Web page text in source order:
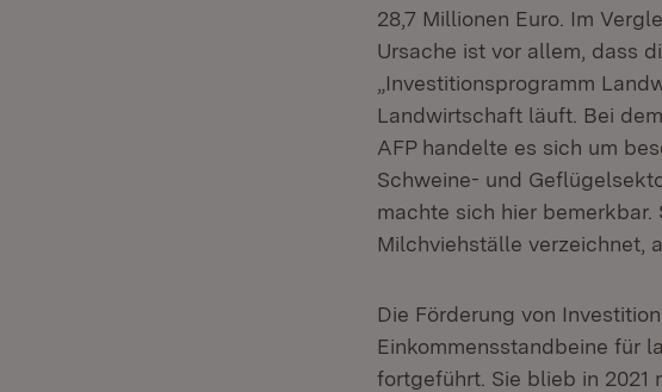
28,7 Millionen Euro. Im
Ursache ist vor allem, dass
„Investitionsprogramm
Landwirtschaft läuft. Bei
AFP handelte es sich um
Schweine- und
machte sich hier
Milchviehställe verzeichnet,
Die Förderung von
Einkommensstandbeine für
fortgeführt. Sie blieb in 2021